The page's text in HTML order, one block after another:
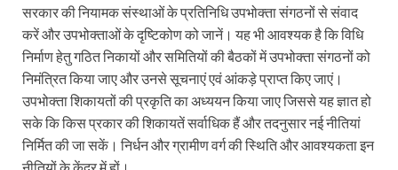
सरकार की नियामक संस्थाओं के प्रतिनिधि उपभोक्ता संगठनों से संवाद
करें और उपभोक्ताओं के दृष्टिकोण को जानें। यह भी आवश्यक है कि विधि
निर्माण हेतु गठित निकायों और समितियों की बैठकों में उपभोक्ता संगठनों को
निमंत्रित किया जाए और उनसे सूचनाएं एवं आंकड़े प्राप्त किए जाएं।
उपभोक्ता शिकायतों की प्रकृति का अध्ययन किया जाए जिससे यह ज्ञात हो
सके कि किस प्रकार की शिकायतें सर्वाधिक हैं और तदनुसार नई नीतियां
निर्मित की जा सकें। निर्धन और ग्रामीण वर्ग की स्थिति और आवश्यकता इन